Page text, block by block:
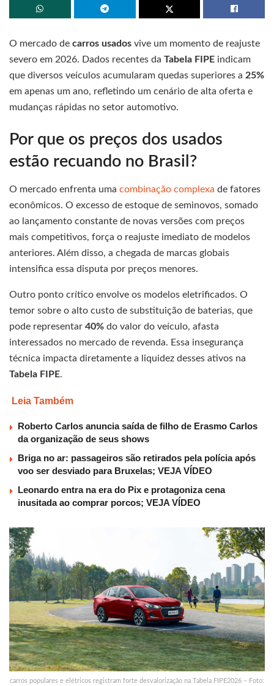
O mercado de carros usados vive um momento de reajuste
severo em 2026. Dados recentes da Tabela FIPE indicam
que diversos veículos acumularam quedas superiores a 25%
em apenas um ano, refletindo um cenário de alta oferta e
mudanças rápidas no setor automotivo.
Por que os preços dos usados
estão recuando no Brasil?
O mercado enfrenta uma combinação complexa de fatores
econômicos. O excesso de estoque de seminovos, somado
ao lançamento constante de novas versões com preços
mais competitivos, força o reajuste imediato de modelos
anteriores. Além disso, a chegada de marcas globais
intensifica essa disputa por preços menores.
Outro ponto crítico envolve os modelos eletrificados. O
temor sobre o alto custo de substituição de baterias, que
pode representar 40% do valor do veículo, afasta
interessados no mercado de revenda. Essa insegurança
técnica impacta diretamente a liquidez desses ativos na
Tabela FIPE.
Leia Também
Roberto Carlos anuncia saída de filho de Erasmo Carlos
da organização de seus shows
Briga no ar: passageiros são retirados pela polícia após
voo ser desviado para Bruxelas; VEJA VÍDEO
Leonardo entra na era do Pix e protagoniza cena
inusitada ao comprar porcos; VEJA VÍDEO
carros populares e elétricos registram forte desvalorização na Tabela FIPE2026 – Foto: